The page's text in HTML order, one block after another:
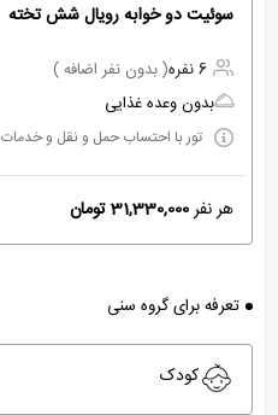
سوئیت دو خوابه رویال شش تخته
6 نفره
( بدون نفر اضافه )
بدون وعده غذایی
تور با احتساب حمل و نقل و خدمات
هر نفر31,330,000 تومان
تعرفه برای گروه سنی
کودک